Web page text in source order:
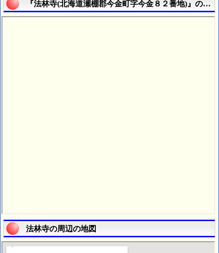
『法林寺(北海道瀬棚郡今金町字今金８２番地)』の航
法林寺の周辺の地図